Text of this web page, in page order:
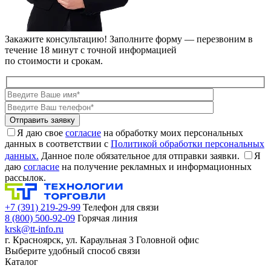
Закажите консультацию! Заполните форму — перезвоним в
течение 18 минут с точной информацией
по стоимости и срокам.
Я даю свое согласие на обработку моих персональных
данных в соответствии с Политикой обработки персональных
данных. Данное поле обязательное для отправки заявки.
Я
даю согласие на получение рекламных и информационных
рассылок.
+7 (391) 219-29-99 Телефон для связи
8 (800) 500-92-09 Горячая линия
krsk@tt-info.ru
г. Красноярск, ул. Караульная 3 Головной офис
Выберите удобный способ связи
Каталог